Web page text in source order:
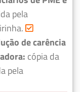
pela
de carência
cópia da
pela